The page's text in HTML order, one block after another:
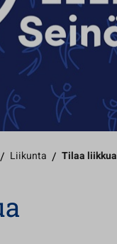
/ Liikunta / Tilaa liikkua